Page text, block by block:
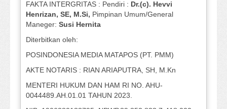
FAKTA INTERGRITAS : Pendiri : Dr.(c). Hevvi
Henrizan, SE, M.Si, Pimpinan Umum/General
Maneger: Susi Hernita
Diterbitkan oleh:
POSINDONESIA MEDIA MATAPOS (PT. PMM)
AKTE NOTARIS : RIAN ARIAPUTRA, SH, M.Kn
MENTERI HUKUM DAN HAM RI NO. AHU-
0044489.AH.01.01 TAHUN 2023.